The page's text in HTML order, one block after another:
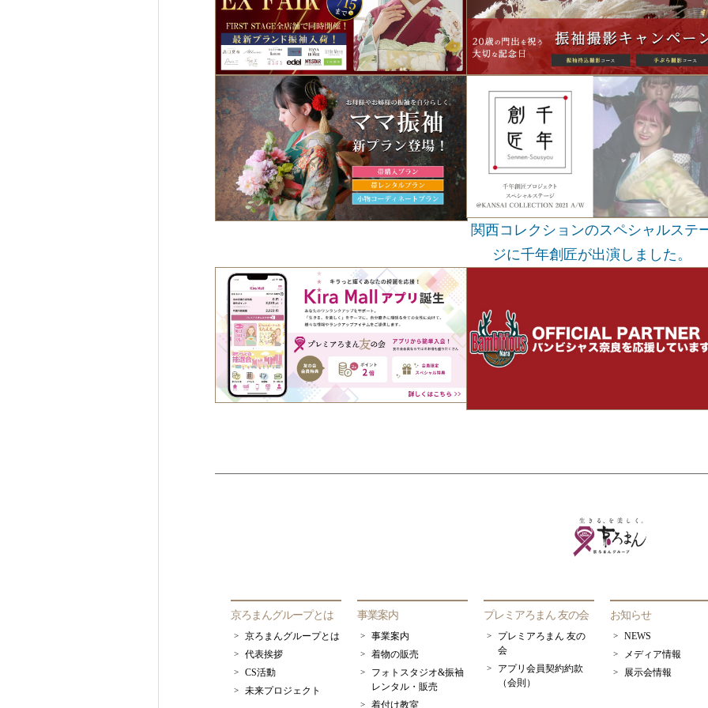
関西コレクションのスペシャルステ
ジに千年創匠が出演しました。
京ろまんグループとは
京ろまんグループとは
代表挨拶
CS活動
未来プロジェクト
事業案内
事業案内
着物の販売
フォトスタジオ&振袖
レンタル・販売
着付け教室
プレミアろまん 友の会
プレミアろまん 友の
会
アプリ会員契約約款
（会則）
お知らせ
NEWS
メディア情報
展示会情報